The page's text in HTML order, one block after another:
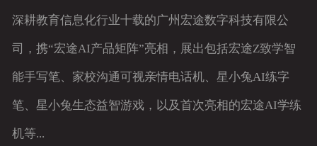
深耕教育信息化行业十载的广州宏途数字科技有限公
司，携“宏途AI产品矩阵”亮相，展出包括宏途Z致学智
能手写笔、家校沟通可视亲情电话机、星小兔AI练字
笔、星小兔生态益智游戏，以及首次亮相的宏途AI学练
机等...